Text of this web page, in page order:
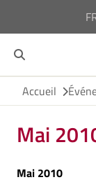
Accueil
Mai
Mai 2010